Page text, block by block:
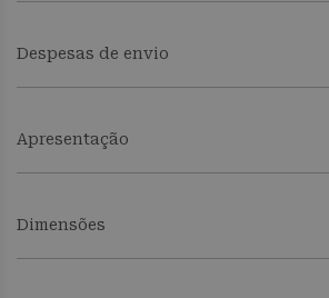
Despesas de envio
Apresentação
Dimensões